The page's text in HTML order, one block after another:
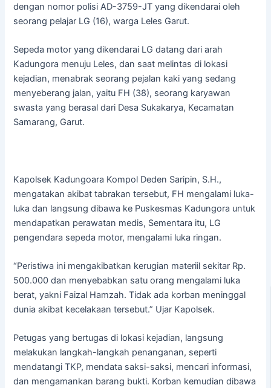
dengan nomor polisi AD-3759-JT yang dikendarai oleh
seorang pelajar LG (16), warga Leles Garut.
Sepeda motor yang dikendarai LG datang dari arah
Kadungora menuju Leles, dan saat melintas di lokasi
kejadian, menabrak seorang pejalan kaki yang sedang
menyeberang jalan, yaitu FH (38), seorang karyawan
swasta yang berasal dari Desa Sukakarya, Kecamatan
Samarang, Garut.
Kapolsek Kadungoara Kompol Deden Saripin, S.H.,
mengatakan akibat tabrakan tersebut, FH mengalami luka-
luka dan langsung dibawa ke Puskesmas Kadungora untuk
mendapatkan perawatan medis, Sementara itu, LG
pengendara sepeda motor, mengalami luka ringan.
“Peristiwa ini mengakibatkan kerugian materiil sekitar Rp.
500.000 dan menyebabkan satu orang mengalami luka
berat, yakni Faizal Hamzah. Tidak ada korban meninggal
dunia akibat kecelakaan tersebut.” Ujar Kapolsek.
Petugas yang bertugas di lokasi kejadian, langsung
melakukan langkah-langkah penanganan, seperti
mendatangi TKP, mendata saksi-saksi, mencari informasi,
dan mengamankan barang bukti. Korban kemudian dibawa